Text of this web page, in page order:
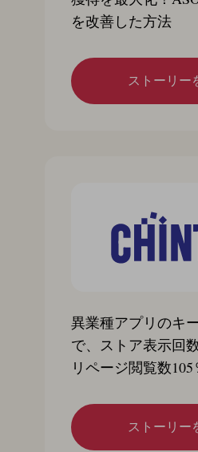
を改善した方法
ストーリー
異業種アプリのキ
で、ストア表示回
リページ閲覧数
ストーリー